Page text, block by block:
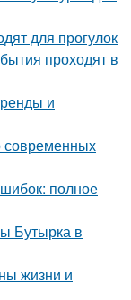
для прогулок
проходят в
и
современных
полное
Бутырка в
жизни и